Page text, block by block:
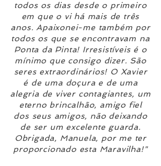
todos os dias desde o primeiro
em que o vi há mais de três
anos. Apaixonei-me também por
todos os que se encontravam na
Ponta da Pinta! Irresistíveis é o
mínimo que consigo dizer. São
seres extraordinários! O Xavier
é de uma doçura e de uma
alegria de viver contagiantes, um
eterno brincalhão, amigo fiel
dos seus amigos, não deixando
de ser um excelente guarda.
Obrigada, Manuela, por me ter
proporcionado esta Maravilha!"